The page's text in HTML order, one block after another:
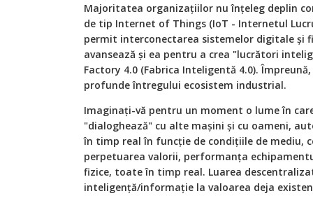
Majoritatea organizaţiilor nu înţeleg deplin
de tip Internet of Things (IoT - Internetul
permit interconectarea sistemelor digitale şi
avansează şi ea pentru a crea "lucrători
Factory 4.0 (Fabrica Inteligentă 4.0).
profunde întregului ecosistem industrial.
Imaginaţi-vă pentru un moment o lume în
"dialoghează" cu alte maşini şi cu oameni,
în timp real în funcţie de condiţiile de mediu,
perpetuarea valorii, performanţa
fizice, toate în timp real. Luarea
inteligenţă/informaţie la valoarea deja